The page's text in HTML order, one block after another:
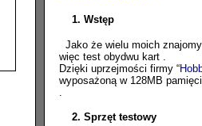
1. Wstęp
Jako że wielu moich
więc test obydwu kart .
Dzięki uprzejmości firmy “
wyposażoną w 128MB
.
2. Sprzęt testowy